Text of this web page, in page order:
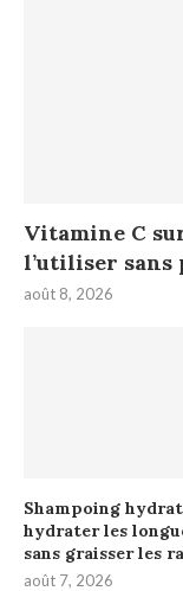
Vitamine C
l’utiliser sans
août 8, 2026
Shampoing
hydrater les
sans graisser les
août 7, 2026